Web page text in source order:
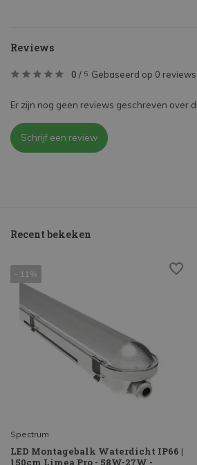
Reviews
0 / 5 Gebaseerd op 0 reviews
Er zijn nog geen reviews geschreven over
Schrijf een review
Recent bekeken
- 11%
Spectrum
LED Montagebalk Waterdicht IP66 |
150cm Limea Pro - 58W-27W -